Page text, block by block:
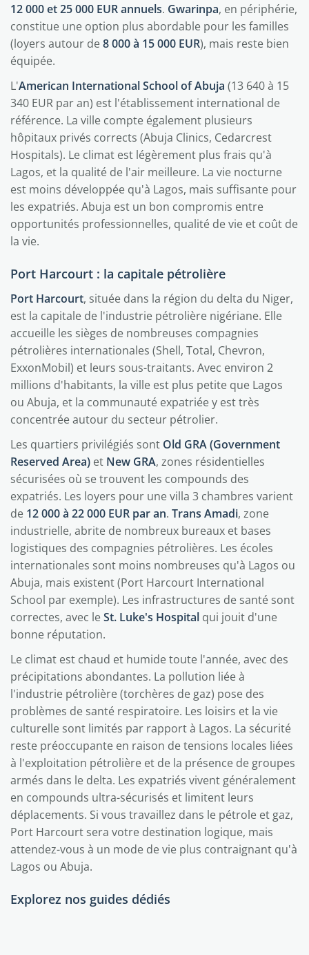
12 000 et 25 000 EUR annuels. Gwarinpa, en périphérie,
constitue une option plus abordable pour les familles
(loyers autour de8 000 à 15 000 EUR), mais reste bien
équipée.
L'American International School of Abuja (13 640 à 15
340 EUR par an) est l'établissement international de
référence. La ville compte également plusieurs
hôpitaux privés corrects (Abuja Clinics, Cedarcrest
Hospitals). Le climat est légèrement plus frais qu'à
Lagos, et la qualité de l'air meilleure. La vie nocturne
est moins développée qu'à Lagos, mais suffisante pour
les expatriés. Abuja est un bon compromis entre
opportunités professionnelles, qualité de vie et coût de
la vie.
Port Harcourt : la capitale pétrolière
Port Harcourt, située dans la région du delta du Niger,
est la capitale de l'industrie pétrolière nigériane. Elle
accueille les sièges de nombreuses compagnies
pétrolières internationales (Shell, Total, Chevron,
ExxonMobil) et leurs sous-traitants. Avec environ 2
millions d'habitants, la ville est plus petite que Lagos
ou Abuja, et la communauté expatriée y est très
concentrée autour du secteur pétrolier.
Les quartiers privilégiés sont Old GRA (Government
Reserved Area) et New GRA, zones résidentielles
sécurisées où se trouvent les compounds des
expatriés. Les loyers pour une villa 3 chambres varient
de 12 000 à 22 000 EUR par an. Trans Amadi, zone
industrielle, abrite de nombreux bureaux et bases
logistiques des compagnies pétrolières. Les écoles
internationales sont moins nombreuses qu'à Lagos ou
Abuja, mais existent (Port Harcourt International
School par exemple). Les infrastructures de santé sont
correctes, avec leSt. Luke's Hospital qui jouit d'une
bonne réputation.
Le climat est chaud et humide toute l'année, avec des
précipitations abondantes. La pollution liée à
l'industrie pétrolière (torchères de gaz) pose des
problèmes de santé respiratoire. Les loisirs et la vie
culturelle sont limités par rapport à Lagos. La sécurité
reste préoccupante en raison de tensions locales liées
à l'exploitation pétrolière et de la présence de groupes
armés dans le delta. Les expatriés vivent généralement
en compounds ultra-sécurisés et limitent leurs
déplacements. Si vous travaillez dans le pétrole et gaz,
Port Harcourt sera votre destination logique, mais
attendez-vous à un mode de vie plus contraignant qu'à
Lagos ou Abuja.
Explorez nos guides dédiés
Abuja